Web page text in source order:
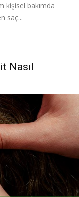
kişisel bakımda
saç...
Nasıl